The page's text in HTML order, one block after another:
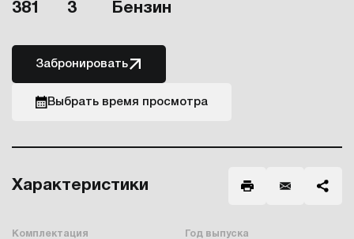
381 3 Бензин
Забронировать
Выбрать время просмотра
Характеристики
Комплектация Год выпуска